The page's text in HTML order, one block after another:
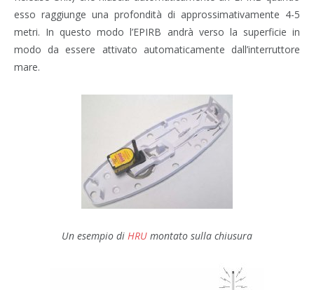
esso raggiunge una profondità di approssimativamente 4-5
metri. In questo modo l’EPIRB andrà verso la superficie in
modo da essere attivato automaticamente dall’interruttore
mare.
Un esempio di HRU montato sulla chiusura